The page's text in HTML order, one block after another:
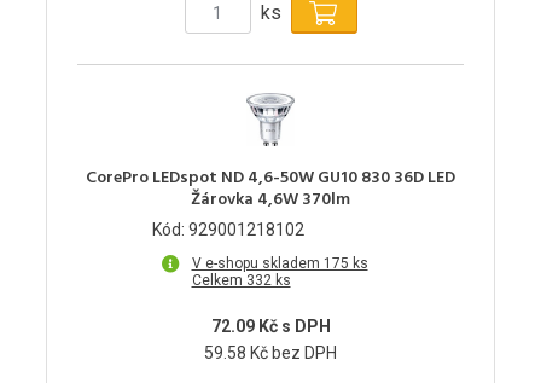
ks
CorePro LEDspot ND 4,6-50W GU10 830 36D LED
Žárovka 4,6W 370lm
Kód: 929001218102
V e-shopu skladem 175 ks
Celkem 332 ks
72.09 Kč s DPH
59.58 Kč bez DPH